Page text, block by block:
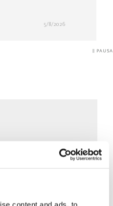
content and ads, to
5/8/2026
PAUSA